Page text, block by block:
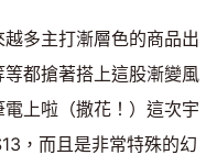
多主打漸層色的商品出
都搶著搭上這股漸變風
上啦（撒花！）這次宇
，而且是非常特殊的幻